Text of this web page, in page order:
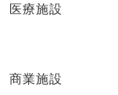
医療施設
商業施設